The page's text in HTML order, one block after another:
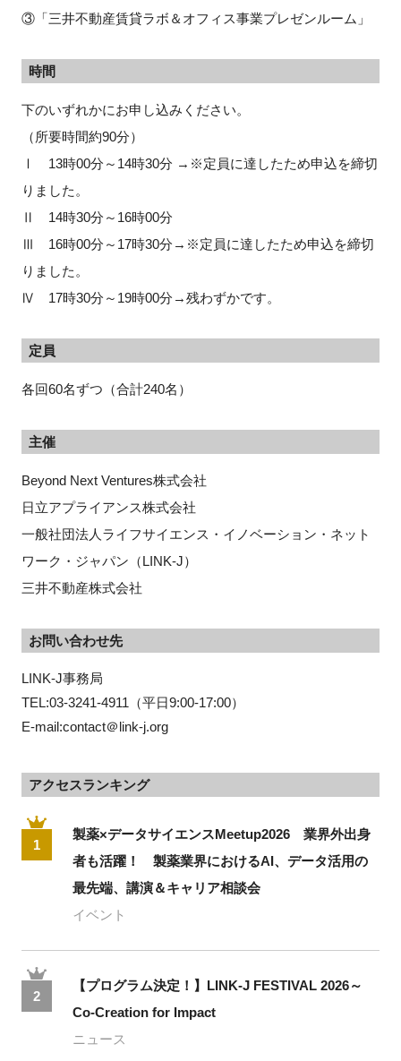
③「三井不動産賃貸ラボ＆オフィス事業プレゼンルーム」
時間
下のいずれかにお申し込みください。
（所要時間約90分）
Ⅰ 13時00分～14時30分 →※定員に達したため申込を締切
りました。
Ⅱ 14時30分～16時00分
Ⅲ 16時00分～17時30分→※定員に達したため申込を締切
りました。
Ⅳ 17時30分～19時00分→残わずかです。
定員
各回60名ずつ（合計240名）
主催
Beyond Next Ventures株式会社
日立アプライアンス株式会社
一般社団法人ライフサイエンス・イノベーション・ネット
ワーク・ジャパン（LINK-J）
三井不動産株式会社
お問い合わせ先
LINK-J事務局
TEL:03-3241-4911（平日9:00-17:00）
E-mail:contact＠link-j.org
アクセスランキング
1
製薬×データサイエンスMeetup2026 業界外出身
者も活躍！ 製薬業界におけるAI、データ活用の
最先端、講演＆キャリア相談会
イベント
2
【プログラム決定！】LINK-J FESTIVAL 2026～
Co-Creation for Impact
ニュース